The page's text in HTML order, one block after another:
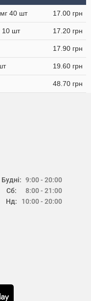
мг 40 шт 17.00 грн
10 шт 17.20 грн
17.90 грн
19.60 грн
48.70 грн
Будні:
Сб:
Нд:
9:00 - 20:00
8:00 - 21:00
10:00 - 20:00